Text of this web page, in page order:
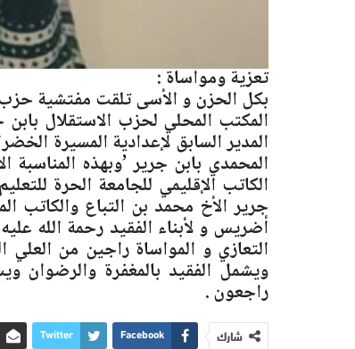
تعزية ومواساة :
بكل الحزن و الأسى تلقت مفتشية حزب
المكتب المحلي لحزب الاستقلال بابن
المدير السابق لإعدادية المسيرة
المحمدي بابن جرير ’وبهذه المناسبة
الكاتب الإقليمي للجامعة الحرة
جرير الأخ محمد بن التباع والكاتب
أضريس و لأبناء الفقيد رحمة الله
التعازي و المواساة راجين من
ويشمل الفقيد بالمغفرة والرضوان
راجعون .
شارك Facebook
Twitter